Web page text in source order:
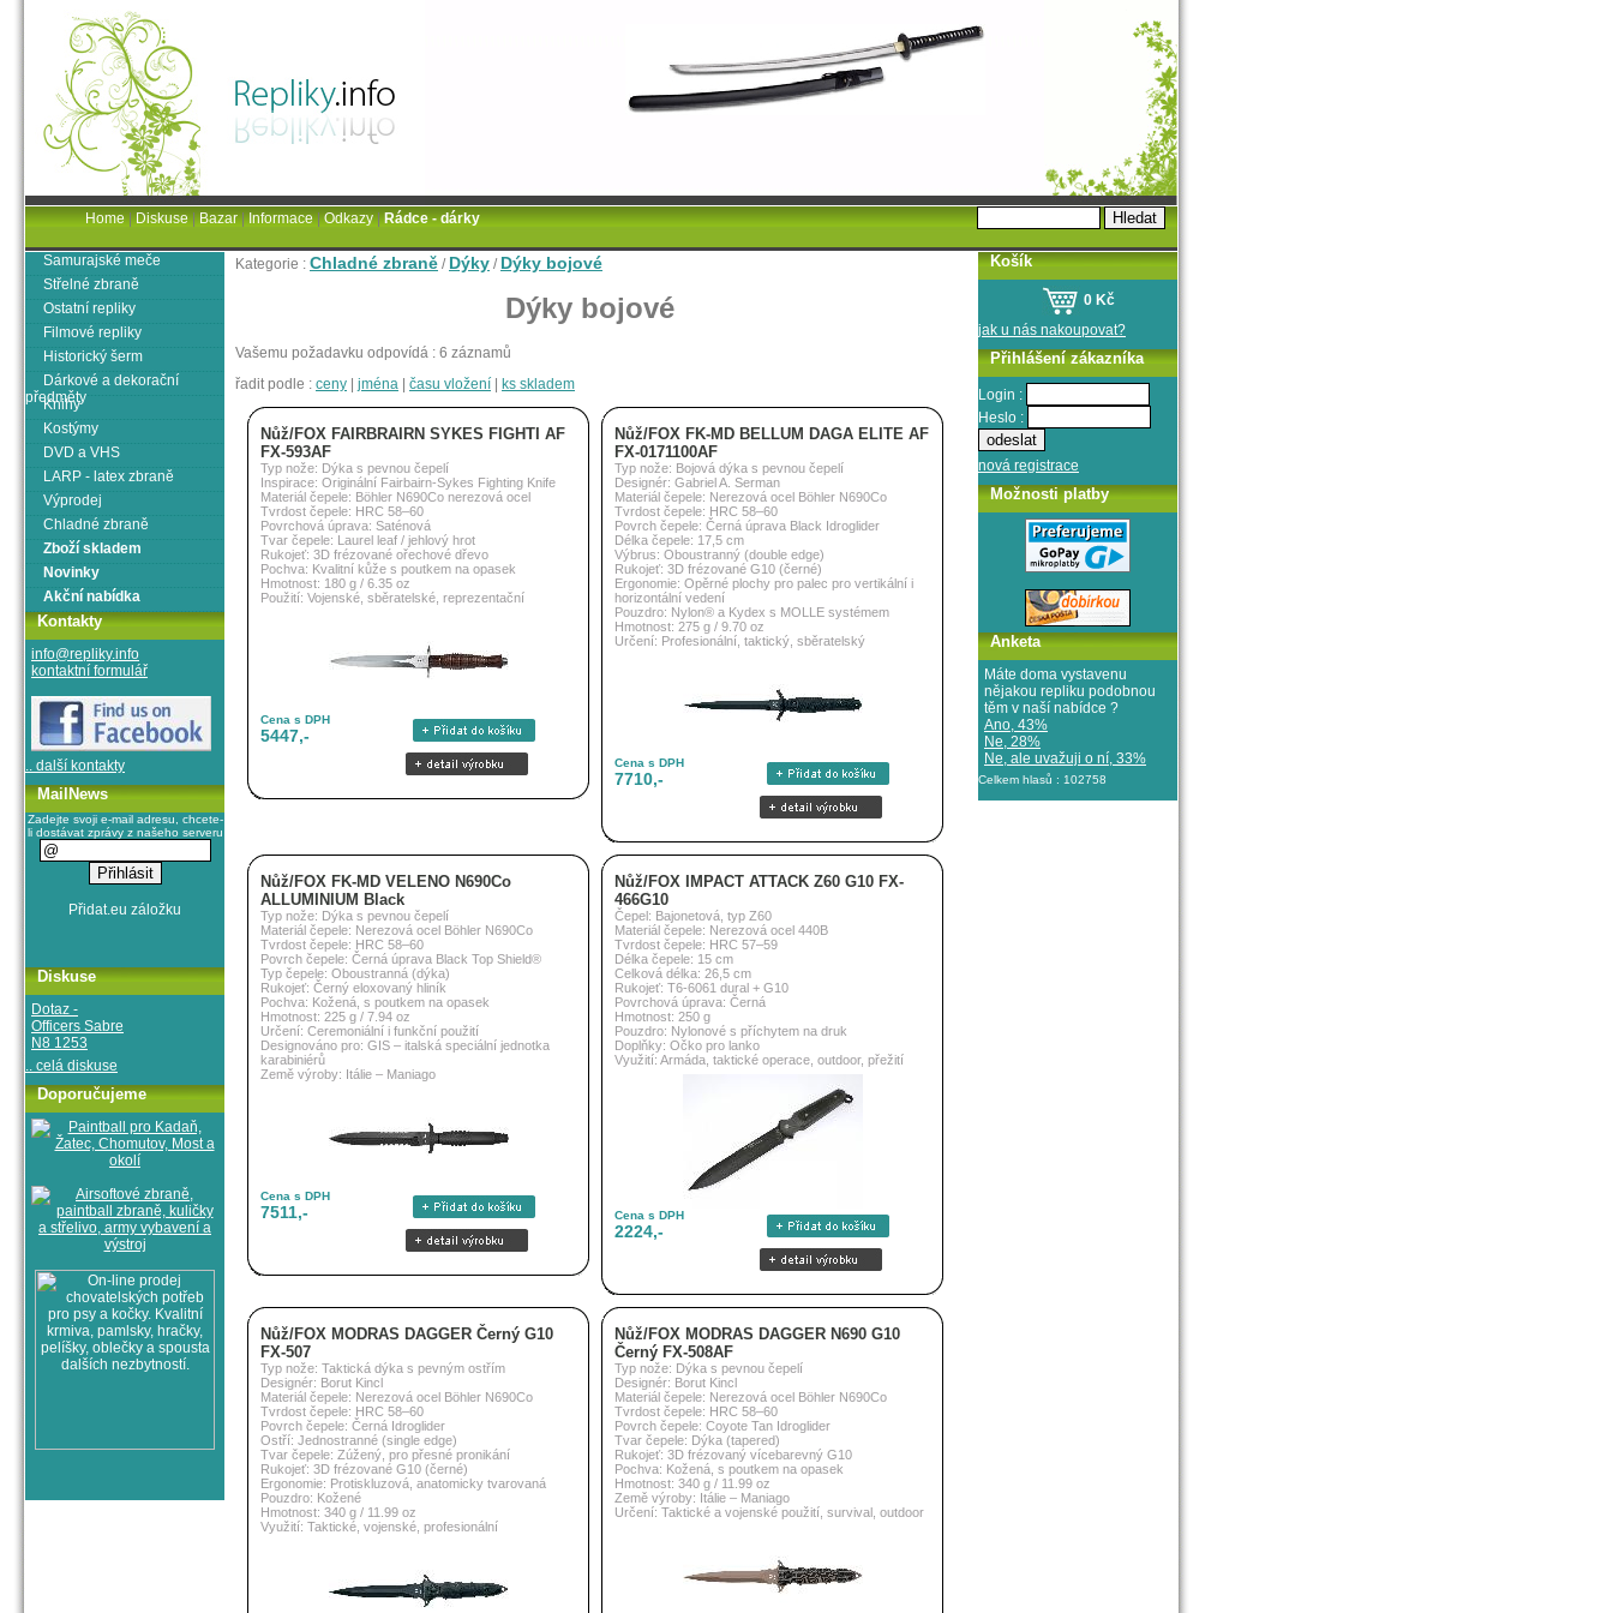
Kategorie : Chladné zbraně / Dýky / Dýky bojové
Dýky bojové
Vašemu požadavku odpovídá : 6 záznamů
řadit podle : ceny jména času vložení ks skladem
Nůž/FOX FAIRBRAIRN SYKES FIGHTI AF
FX-593AF
Typ nože: Dýka s pevnou čepelí
Inspirace: Originální Fairbairn-Sykes Fighting Knife
Materiál čepele: Böhler N690Co nerezová ocel
Tvrdost čepele: HRC 58–60
Povrchová úprava: Saténová
Tvar čepele: Laurel leaf / jehlový hrot
Rukojeť: 3D frézované ořechové dřevo
Pochva: Kvalitní kůže s poutkem na opasek
Hmotnost: 180 g / 6.35 oz
Použití: Vojenské, sběratelské, reprezentační
Cena s DPH
5447,-
Nůž/FOX FK-MD BELLUM DAGA ELITE AF
FX-0171100AF
Typ nože: Bojová dýka s pevnou čepelí
Designér: Gabriel A. Serman
Materiál čepele: Nerezová ocel Böhler N690Co
Tvrdost čepele: HRC 58–60
Povrch čepele: Černá úprava Black Idroglider
Délka čepele: 17,5 cm
Výbrus: Oboustranný (double edge)
Rukojeť: 3D frézované G10 (černé)
Ergonomie: Opěrné plochy pro palec pro vertikální i
horizontální vedení
Pouzdro: Nylon® a Kydex s MOLLE systémem
Hmotnost: 275 g / 9.70 oz
Určení: Profesionální, taktický, sběratelský
Cena s DPH
7710,-
Nůž/FOX FK-MD VELENO N690Co
ALLUMINIUM Black
Typ nože: Dýka s pevnou čepelí
Materiál čepele: Nerezová ocel Böhler N690Co
Tvrdost čepele: HRC 58–60
Povrch čepele: Černá úprava Black Top Shield®
Typ čepele: Oboustranná (dýka)
Rukojeť: Černý eloxovaný hliník
Pochva: Kožená, s poutkem na opasek
Hmotnost: 225 g / 7.94 oz
Určení: Ceremoniální i funkční použití
Designováno pro: GIS – italská speciální jednotka
karabiniérů
Země výroby: Itálie – Maniago
Cena s DPH
7511,-
Nůž/FOX IMPACT ATTACK Z60 G10 FX-
466G10
Čepel: Bajonetová, typ Z60
Materiál čepele: Nerezová ocel 440B
Tvrdost čepele: HRC 57–59
Délka čepele: 15 cm
Celková délka: 26,5 cm
Rukojeť: T6-6061 dural + G10
Povrchová úprava: Černá
Hmotnost: 250 g
Pouzdro: Nylonové s příchytem na druk
Doplňky: Očko pro lanko
Využití: Armáda, taktické operace, outdoor, přežití
Cena s DPH
2224,-
Nůž/FOX MODRAS DAGGER Černý G10
FX-507
Typ nože: Taktická dýka s pevným ostřím
Designér: Borut Kincl
Materiál čepele: Nerezová ocel Böhler N690Co
Tvrdost čepele: HRC 58–60
Povrch čepele: Černá Idroglider
Ostří: Jednostranné (single edge)
Tvar čepele: Zúžený, pro přesné pronikání
Rukojeť: 3D frézované G10 (černé)
Ergonomie: Protiskluzová, anatomicky tvarovaná
Pouzdro: Kožené
Hmotnost: 340 g / 11.99 oz
Využití: Taktické, vojenské, profesionální
Nůž/FOX MODRAS DAGGER N690 G10
Černý FX-508AF
Typ nože: Dýka s pevnou čepelí
Designér: Borut Kincl
Materiál čepele: Nerezová ocel Böhler N690Co
Tvrdost čepele: HRC 58–60
Povrch čepele: Coyote Tan Idroglider
Tvar čepele: Dýka (tapered)
Rukojeť: 3D frézovaný vícebarevný G10
Pochva: Kožená, s poutkem na opasek
Hmotnost: 340 g / 11.99 oz
Země výroby: Itálie – Maniago
Určení: Taktické a vojenské použití, survival, outdoor
Samurajské meče
Střelné zbraně
Ostatní repliky
Filmové repliky
Historický šerm
Dárkové a dekorační
předměty
Knihy
Kostýmy
DVD a VHS
LARP - latex zbraně
Výprodej
Chladné zbraně
Zboží skladem
Novinky
Akční nabídka
Kontakty
info@repliky.info
kontaktní formulář
.. další kontakty
MailNews
Zadejte svoji e-mail adresu, chcete-
li dostávat zprávy z našeho serveru
Diskuse
Dotaz -
Officers Sabre
N8 1253
.. celá diskuse
Doporučujeme
Košík
0 Kč
jak u nás nakoupovat?
Přihlášení zákazníka
Login :
Heslo :
nová registrace
Možnosti platby
Anketa
Máte doma vystavenu
nějakou repliku podobnou
těm v naší nabídce ?
Ano, 43%
Ne, 28%
Ne, ale uvažuji o ní, 33%
Celkem hlasů : 102758
Home|Diskuse|Bazar|Informace|Odkazy|Rádce - dárky